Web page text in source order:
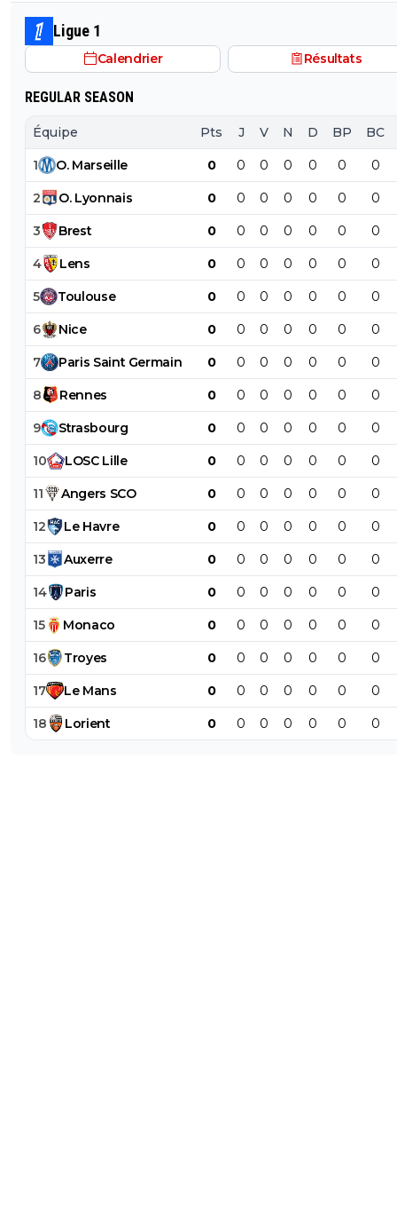
Ligue 1
Calendrier Résultats
REGULAR SEASON
Équipe Pts J V N D BP BC
1 O. Marseille 0 0 0 0 0 0 0
2 O. Lyonnais 0 0 0 0 0 0 0
3 Brest 0 0 0 0 0 0 0
4 Lens 0 0 0 0 0 0 0
5 Toulouse 0 0 0 0 0 0 0
6 Nice 0 0 0 0 0 0 0
7 Paris Saint Germain 0 0 0 0 0 0 0
8 Rennes 0 0 0 0 0 0 0
9 Strasbourg 0 0 0 0 0 0 0
10 LOSC Lille 0 0 0 0 0 0 0
11 Angers SCO 0 0 0 0 0 0 0
12 Le Havre 0 0 0 0 0 0 0
13 Auxerre 0 0 0 0 0 0 0
14 Paris 0 0 0 0 0 0 0
15 Monaco 0 0 0 0 0 0 0
16 Troyes 0 0 0 0 0 0 0
17 Le Mans 0 0 0 0 0 0 0
18 Lorient 0 0 0 0 0 0 0